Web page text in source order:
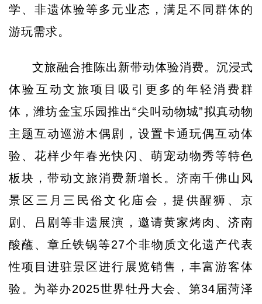
学、非遗体验等多元业态，满足不同群体的
游玩需求。
文旅融合推陈出新带动体验消费。沉浸式
体验互动文旅项目吸引更多的年轻消费群
体，潍坊金宝乐园推出“尖叫动物城”拟真动物
主题互动巡游木偶剧，设置卡通玩偶互动体
验、花样少年春光快闪、萌宠动物秀等特色
板块，带动文旅消费新增长。济南千佛山风
景区三月三民俗文化庙会，提供醒狮、京
剧、吕剧等非遗展演，邀请黄家烤肉、济南
酸蘸、章丘铁锅等27个非物质文化遗产代表
性项目进驻景区进行展览销售，丰富游客体
验。为举办2025世界牡丹大会、第34届菏泽